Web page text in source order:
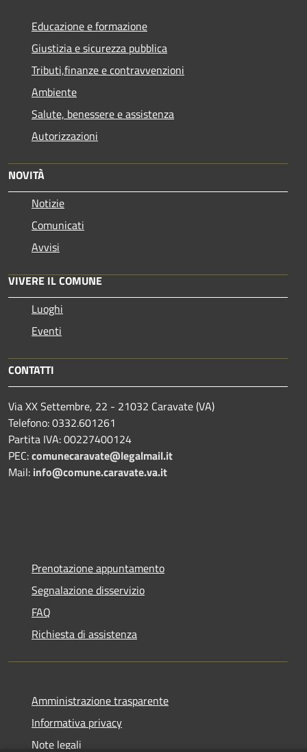
Educazione e formazione
Giustizia e sicurezza pubblica
Tributi,finanze e contravvenzioni
Ambiente
Salute, benessere e assistenza
Autorizzazioni
NOVITÀ
Notizie
Comunicati
Avvisi
VIVERE IL COMUNE
Luoghi
Eventi
CONTATTI
Via XX Settembre, 22 - 21032 Caravate (VA)
Telefono: 0332.601261
Partita IVA: 00227400124
PEC:comunecaravate@legalmail.it
Mail: info@comune.caravate.va.it
Prenotazione appuntamento
Segnalazione disservizio
FAQ
Richiesta di assistenza
Amministrazione trasparente
Informativa privacy
Note legali